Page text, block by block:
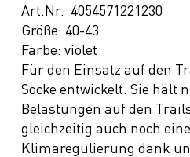
Art.Nr. 4054571221230
Größe: 40-43
Farbe: violet
Für den Einsatz auf den
Socke entwickelt. Sie hält
Belastungen auf den
gleichzeitig auch noch
Klimaregulierung dank